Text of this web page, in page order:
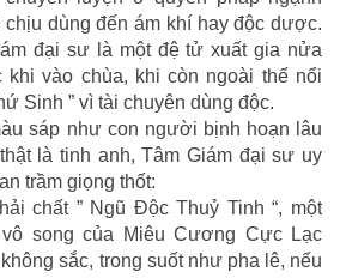
chịu dùng đến ám khí hay độc dược.
đại sư là một đệ tử xuất gia nửa
vào chùa, khi còn ngoài thế nổi
Sinh ” vì tài chuyên dùng độc.
sáp như con người bịnh hoạn lâu
là tinh anh, Tâm Giám đại sư uy
trầm giọng thốt:
chất ” Ngũ Độc Thuỷ Tinh “, một
song của Miêu Cương Cực Lạc
sắc, trong suốt như pha lê, nếu